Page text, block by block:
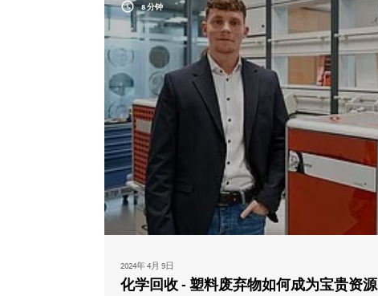
8 分钟
2024年 4月 9日
化学回收 - 塑料废弃物如何成为宝贵资源